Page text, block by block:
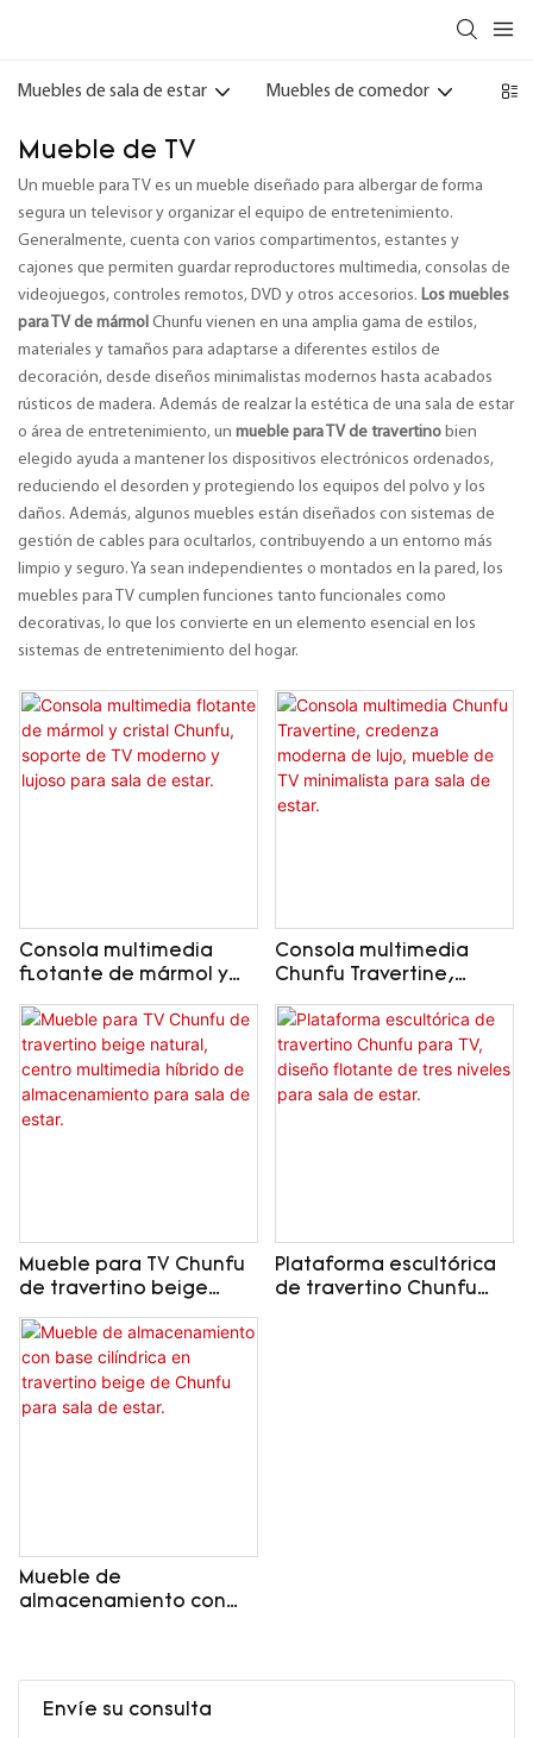
Muebles de sala de estar Muebles de comedor
Mueble de TV
Un mueble para TV es un mueble diseñado para albergar de forma
segura un televisor y organizar el equipo de entretenimiento.
Generalmente, cuenta con varios compartimentos, estantes y
cajones que permiten guardar reproductores multimedia, consolas de
videojuegos, controles remotos, DVD y otros accesorios. Los muebles
para TV de mármol Chunfu vienen en una amplia gama de estilos,
materiales y tamaños para adaptarse a diferentes estilos de
decoración, desde diseños minimalistas modernos hasta acabados
rústicos de madera. Además de realzar la estética de una sala de estar
o área de entretenimiento, un mueble para TV de travertino bien
elegido ayuda a mantener los dispositivos electrónicos ordenados,
reduciendo el desorden y protegiendo los equipos del polvo y los
daños. Además, algunos muebles están diseñados con sistemas de
gestión de cables para ocultarlos, contribuyendo a un entorno más
limpio y seguro. Ya sean independientes o montados en la pared, los
muebles para TV cumplen funciones tanto funcionales como
decorativas, lo que los convierte en un elemento esencial en los
sistemas de entretenimiento del hogar.
Envíe su consulta
Consola multimedia
flotante de mármol y
de TV moderno y lujoso
para sala de estar.
Consola multimedia
Chunfu Travertine,
lujo, mueble de TV
minimalista para sala de
estar.
Mueble para TV Chunfu
de travertino beige
natural, centro
multimedia híbrido de
almacenamiento para
sala de estar.
Plataforma escultórica
de travertino Chunfu
Mueble de
almacenamiento con
estar.